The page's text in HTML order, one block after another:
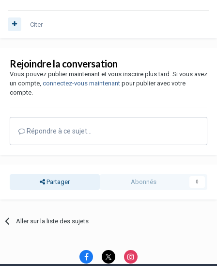
Citer
Rejoindre la conversation
Vous pouvez publier maintenant et vous inscrire plus tard. Si vous avez
un compte, connectez-vous maintenant pour publier avec votre
compte.
Répondre à ce sujet…
Partager Abonnés 0
Aller sur la liste des sujets